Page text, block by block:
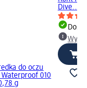
do oczu
010
g
Dive...,